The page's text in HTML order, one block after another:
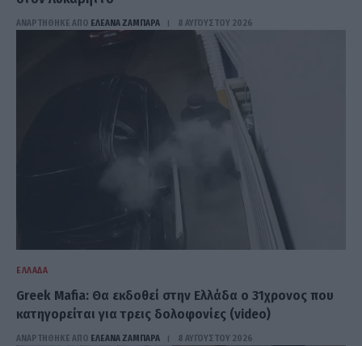
ΑΝΑΡΤΗΘΗΚΕ ΑΠΟ ΕΛΕΑΝΑ ΖΑΜΠΑΡΑ 8 ΑΥΓΟΎΣΤΟΥ 2026
ΕΛΛΆΔΑ
Greek Mafia: Θα εκδοθεί στην Ελλάδα ο 31χρονος που
κατηγορείται για τρεις δολοφονίες (video)
ΑΝΑΡΤΗΘΗΚΕ ΑΠΟ ΕΛΕΑΝΑ ΖΑΜΠΑΡΑ 8 ΑΥΓΟΎΣΤΟΥ 2026